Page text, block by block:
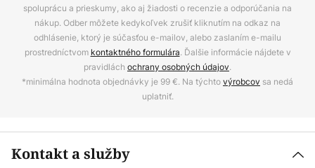
spoluprácu a prieskumy, ako aj žiadosti o recenzie a odporúčania na
nákup. Odber môžete kedykoľvek zrušiť kliknutím na odkaz na
odhlásenie, ktorý je súčasťou e-mailov, alebo zaslaním e-mailu
prostredníctvom kontaktného formulára. Ďalšie informácie nájdete v
pravidlách ochrany osobných údajov.
*minimálna hodnota objednávky je 99 €. Na týchtovýrobcov sa nedá
uplatniť.
Kontakt a služby